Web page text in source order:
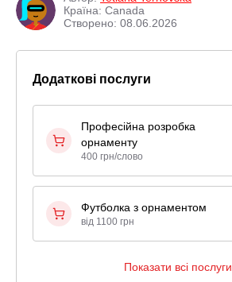
Країна: Canada
Створено: 08.06.2026
Додаткові послуги
Професійна розробка
орнаменту
400 грн/слово
Футболка з орнаментом
від 1100 грн
Показати всі послуги